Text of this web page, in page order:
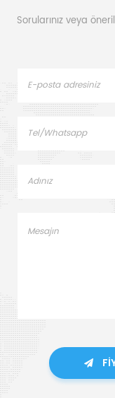
Sorularınız veya